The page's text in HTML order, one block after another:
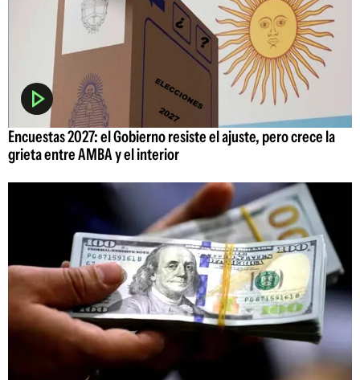
Encuestas 2027: el Gobierno resiste el ajuste, pero crece la
grieta entre AMBA y el interior